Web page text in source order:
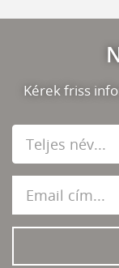
Kérek friss